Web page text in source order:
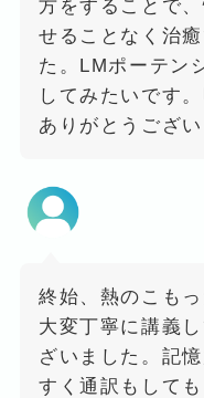
方をすることで
せることなく治
た。LMポーテン
してみたいです
ありがとうござい
終始、熱のこも
大変丁寧に講義
ざいました。記
すく通訳もして